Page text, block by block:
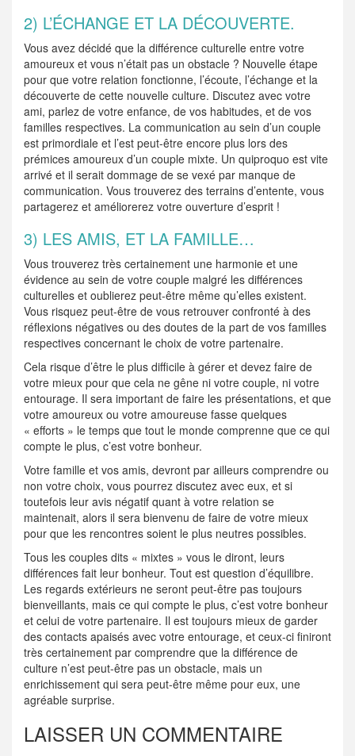
2) L’ÉCHANGE ET LA DÉCOUVERTE.
Vous avez décidé que la différence culturelle entre votre
amoureux et vous n’était pas un obstacle ? Nouvelle étape
pour que votre relation fonctionne, l’écoute, l’échange et la
découverte de cette nouvelle culture. Discutez avec votre
ami, parlez de votre enfance, de vos habitudes, et de vos
familles respectives. La communication au sein d’un couple
est primordiale et l’est peut-être encore plus lors des
prémices amoureux d’un couple mixte. Un quiproquo est vite
arrivé et il serait dommage de se vexé par manque de
communication. Vous trouverez des terrains d’entente, vous
partagerez et améliorerez votre ouverture d’esprit !
3) LES AMIS, ET LA FAMILLE…
Vous trouverez très certainement une harmonie et une
évidence au sein de votre couple malgré les différences
culturelles et oublierez peut-être même qu’elles existent.
Vous risquez peut-être de vous retrouver confronté à des
réflexions négatives ou des doutes de la part de vos familles
respectives concernant le choix de votre partenaire.
Cela risque d’être le plus difficile à gérer et devez faire de
votre mieux pour que cela ne gêne ni votre couple, ni votre
entourage. Il sera important de faire les présentations, et que
votre amoureux ou votre amoureuse fasse quelques
« efforts » le temps que tout le monde comprenne que ce qui
compte le plus, c’est votre bonheur.
Votre famille et vos amis, devront par ailleurs comprendre ou
non votre choix, vous pourrez discutez avec eux, et si
toutefois leur avis négatif quant à votre relation se
maintenait, alors il sera bienvenu de faire de votre mieux
pour que les rencontres soient le plus neutres possibles.
Tous les couples dits « mixtes » vous le diront, leurs
différences fait leur bonheur. Tout est question d’équilibre.
Les regards extérieurs ne seront peut-être pas toujours
bienveillants, mais ce qui compte le plus, c’est votre bonheur
et celui de votre partenaire. Il est toujours mieux de garder
des contacts apaisés avec votre entourage, et ceux-ci finiront
très certainement par comprendre que la différence de
culture n’est peut-être pas un obstacle, mais un
enrichissement qui sera peut-être même pour eux, une
agréable surprise.
LAISSER UN COMMENTAIRE